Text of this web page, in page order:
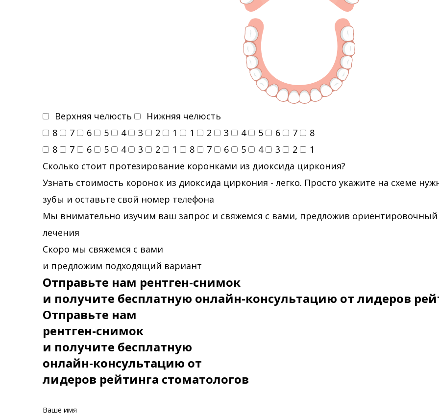
Верхняя челюсть
Нижняя челюсть
8
7 6 5 4 3 2 1 1 2 3 4 5 6 7
8
8
7 6 5 4 3 2 1 8 7 6 5 4 3 2
1
Сколько стоит протезирование коронками из диоксида циркония?
Узнать стоимость коронок из диоксида циркония - легко. Просто укажите на схеме
зубы и оставьте свой номер телефона
Мы внимательно изучим ваш запрос и свяжемся с вами, предложив
лечения
Скоро мы свяжемся с вами
и предложим подходящий вариант
Отправьте нам рентген-снимок
и получите бесплатную онлайн-консультацию от лидеров
Отправьте нам
рентген-снимок
и получите бесплатную
онлайн-консультацию от
лидеров рейтинга стоматологов
Ваше имя